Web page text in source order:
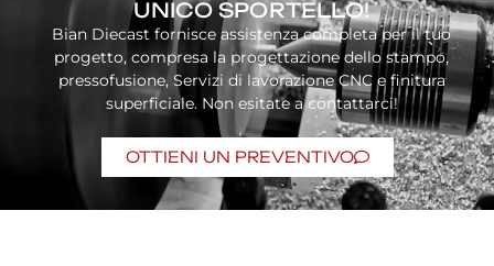
UNICO SPORTELLO!
Bian Diecast fornisce assistenza completa per il tuo
progetto, compresa la progettazione dello stampo,
pressofusione, Servizi di lavorazione CNC e finitura
superficiale. Non esitate a contattarci!
OTTIENI UN PREVENTIVO